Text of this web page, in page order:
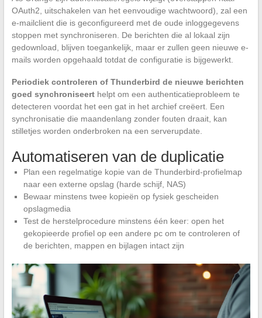
OAuth2, uitschakelen van het eenvoudige wachtwoord), zal een
e-mailclient die is geconfigureerd met de oude inloggegevens
stoppen met synchroniseren. De berichten die al lokaal zijn
gedownload, blijven toegankelijk, maar er zullen geen nieuwe e-
mails worden opgehaald totdat de configuratie is bijgewerkt.
Periodiek controleren of Thunderbird de nieuwe berichten
goed synchroniseerthelpt om een authenticatieprobleem te
detecteren voordat het een gat in het archief creëert. Een
synchronisatie die maandenlang zonder fouten draait, kan
stilletjes worden onderbroken na een serverupdate.
Automatiseren van de duplicatie
Plan een regelmatige kopie van de Thunderbird-profielmap
naar een externe opslag (harde schijf, NAS)
Bewaar minstens twee kopieën op fysiek gescheiden
opslagmedia
Test de herstelprocedure minstens één keer: open het
gekopieerde profiel op een andere pc om te controleren of
de berichten, mappen en bijlagen intact zijn